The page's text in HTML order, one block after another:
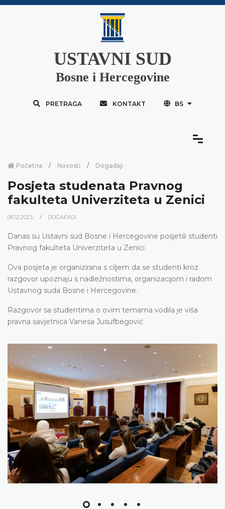
USTAVNI SUD
Bosne i Hercegovine
PRETRAGA KONTAKT BS
Početna Novosti Događaji
Posjeta studenata Pravnog
fakulteta Univerziteta u Zenici
06.12.2023. DOGAĐAJI
Danas su Ustavni sud Bosne i Hercegovine posjetili studenti
Pravnog fakulteta Univerziteta u Zenici.
Ova posjeta je organizirana s ciljem da se studenti kroz
razgovor upoznaju s nadležnostima, organizacijom i radom
Ustavnog suda Bosne i Hercegovine.
Razgovor sa studentima o ovim temama vodila je viša
pravna savjetnica Vanesa Jusufbegović.